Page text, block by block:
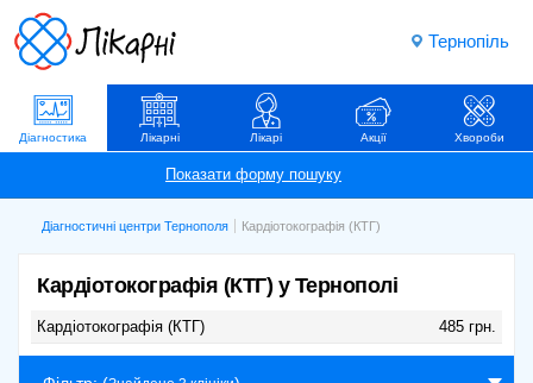
Тернопіль
Діагностика Лікарні Лікарі Акції Хвороби
Діагностичні центри Тернополя Кардіотокографія (КТГ)
Кардіотокографія (КТГ) у Тернополі
Кардіотокографія (КТГ) 485 грн.